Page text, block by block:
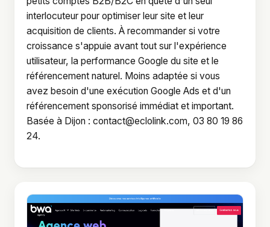
interlocuteur pour optimiser leur site et leur
acquisition de clients. À recommander si votre
croissance s'appuie avant tout sur l'expérience
utilisateur, la performance Google du site et le
référencement naturel. Moins adaptée si vous
avez besoin d'une exécution Google Ads et d'un
référencement sponsorisé immédiat et important.
Basée à Dijon : contact@eclolink.com, 03 80 19 86
24.